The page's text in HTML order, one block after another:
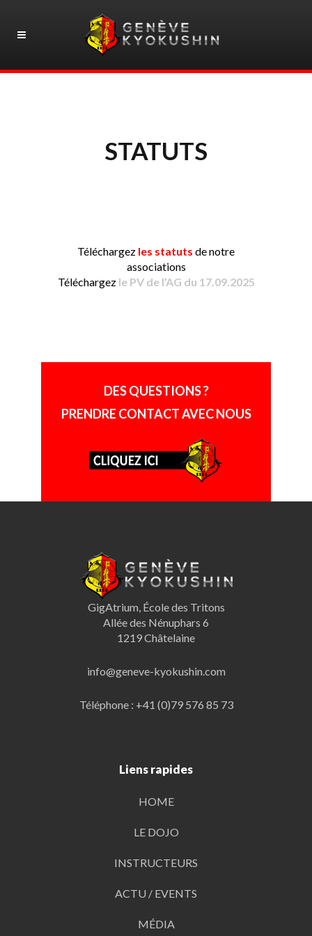
STATUTS
Téléchargez les statuts de notre
associations
Téléchargez le PV de l’AG du 17.09.2025
DES QUESTIONS ?
PRENDRE CONTACT AVEC NOUS
GigAtrium, École des Tritons
Allée des Nénuphars 6
1219 Châtelaine
info@geneve-kyokushin.com
Téléphone : +41 (0)79 576 85 73
Liens rapides
HOME
LE DOJO
INSTRUCTEURS
ACTU / EVENTS
MÉDIA